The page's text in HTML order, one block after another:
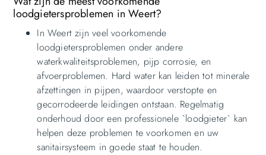
loodgietersproblemen in Weert?
In Weert zijn veel voorkomende
loodgietersproblemen onder andere
waterkwaliteitsproblemen, pijp corrosie, en
afvoerproblemen. Hard water kan leiden tot minerale
afzettingen in pijpen, waardoor verstopte en
gecorrodeerde leidingen ontstaan. Regelmatig
onderhoud door een professionele `loodgieter` kan
helpen deze problemen te voorkomen en uw
sanitairsysteem in goede staat te houden.